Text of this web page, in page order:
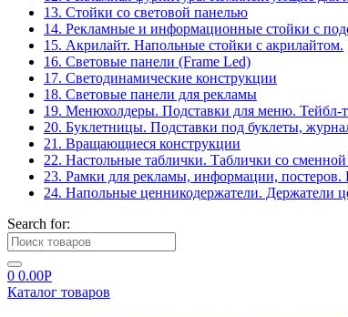
13. Стойки со световой панелью
14. Рекламные и информационные стойки с
15. Акрилайт. Напольные стойки с акрилайтом.
16. Световые панели (Frame Led)
17. Светодинамические конструкции
18. Световые панели для рекламы
19. Менюхолдеры. Подставки для меню. Тейбл-
20. Буклетницы. Подставки под буклеты,
21. Вращающиеся конструкции
22. Настольные таблички. Таблички со
23. Рамки для рекламы, информации, постеров.
24. Напольные ценникодержатели. Держатели
Search for:
0 0.00Р
Каталог товаров